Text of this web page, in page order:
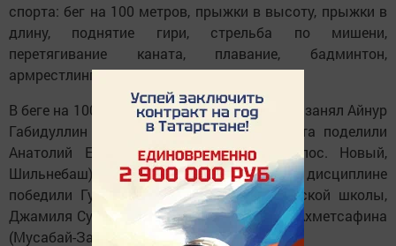
спорта: бег на 100 метров, прыжки в высоту, прыжки в
длину, поднятие гири, стрельба по мишени,
перетягивание каната, плавание, бадминтон,
армрестлинг.
В беге на 100 метров среди мужчин I место занял Айнур
Габидуллин (Старое Абдулово), II, III места поделили
Анатолий Егоров и Геннадий Бураев (пос. Новый,
Шильнебаш). Среди женщин в этой дисциплине
победили Гузель Шигапова из Мусзаводской школы,
Джамиля Суфиярова (Биюрган), - Рузилия Ахметсафина
(Мусабай-Завод).